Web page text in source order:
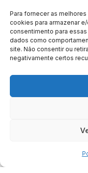
Para fornecer as
cookies para armazenar
consentimento para
dados como
site. Não consentir ou
negativamente certos
SOBRE
Copyright ©